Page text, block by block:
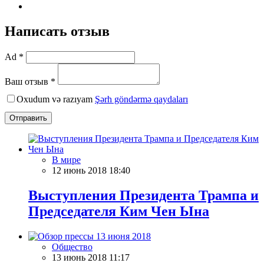
Написать отзыв
Ad *
Ваш отзыв *
Oxudum və razıyam Şərh göndərmə qaydaları
Отправить
В мире
12 июнь 2018 18:40
Выступления Президента Трампа и
Председателя Ким Чен Ына
Общество
13 июнь 2018 11:17